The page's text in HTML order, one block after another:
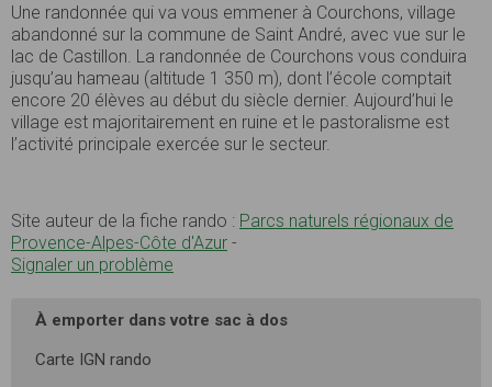
Une randonnée qui va vous emmener à Courchons, village
abandonné sur la commune de Saint André, avec vue sur le
lac de Castillon. La randonnée de Courchons vous conduira
jusqu’au hameau (altitude 1 350 m), dont l’école comptait
encore 20 élèves au début du siècle dernier. Aujourd’hui le
village est majoritairement en ruine et le pastoralisme est
l’activité principale exercée sur le secteur.
Site auteur de la fiche rando : Parcs naturels régionaux de
Provence-Alpes-Côte d'Azur -
Signaler un problème
À emporter dans votre sac à dos
Carte IGN rando